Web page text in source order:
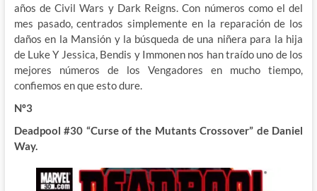
años de Civil Wars y Dark Reigns. Con números como el del
mes pasado, centrados simplemente en la reparación de los
daños en la Mansión y la búsqueda de una niñera para la hija
de Luke Y Jessica, Bendis y Immonen nos han traído uno de los
mejores números de los Vengadores en mucho tiempo,
confiemos en que esto dure.
Nº3
Deadpool #30 “Curse of the Mutants Crossover” de Daniel
Way.